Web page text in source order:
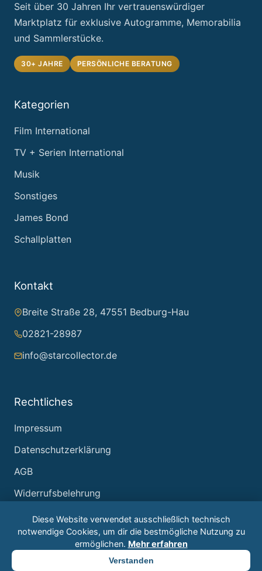
Seit über 30 Jahren Ihr vertrauenswürdiger
Marktplatz für exklusive Autogramme, Memorabilia
und Sammlerstücke.
30+ JAHRE PERSÖNLICHE BERATUNG
Kategorien
Film International
TV + Serien International
Musik
Sonstiges
James Bond
Schallplatten
Kontakt
Breite Straße 28, 47551 Bedburg-Hau
02821-28987
info@starcollector.de
Rechtliches
Impressum
Datenschutzerklärung
AGB
Widerrufsbelehrung
© 2026 Starcollector – Jürgen Reintjes. Alle Rechte
vorbehalten.
Diese Website verwendet ausschließlich technisch
notwendige Cookies, um dir die bestmögliche Nutzung zu
ermöglichen. Mehr erfahren
Verstanden